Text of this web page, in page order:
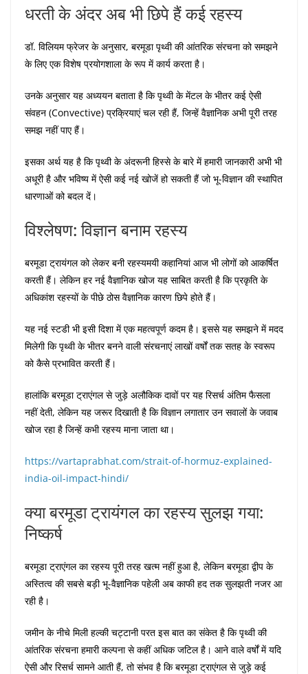
धरती के अंदर अब भी छिपे हैं कई रहस्य
डॉ. विलियम फ्रेजर के अनुसार, बरमूडा पृथ्वी की आंतरिक संरचना को समझने
के लिए एक विशेष प्रयोगशाला के रूप में कार्य करता है।
उनके अनुसार यह अध्ययन बताता है कि पृथ्वी के मेंटल के भीतर कई ऐसी
संवहन (Convective) प्रक्रियाएं चल रही हैं, जिन्हें वैज्ञानिक अभी पूरी तरह
समझ नहीं पाए हैं।
इसका अर्थ यह है कि पृथ्वी के अंदरूनी हिस्से के बारे में हमारी जानकारी अभी भी
अधूरी है और भविष्य में ऐसी कई नई खोजें हो सकती हैं जो भू-विज्ञान की स्थापित
धारणाओं को बदल दें।
विश्लेषण: विज्ञान बनाम रहस्य
बरमूडा ट्रायंगल को लेकर बनी रहस्यमयी कहानियां आज भी लोगों को आकर्षित
करती हैं। लेकिन हर नई वैज्ञानिक खोज यह साबित करती है कि प्रकृति के
अधिकांश रहस्यों के पीछे ठोस वैज्ञानिक कारण छिपे होते हैं।
यह नई स्टडी भी इसी दिशा में एक महत्वपूर्ण कदम है। इससे यह समझने में मदद
मिलेगी कि पृथ्वी के भीतर बनने वाली संरचनाएं लाखों वर्षों तक सतह के स्वरूप
को कैसे प्रभावित करती हैं।
हालांकि बरमूडा ट्राएंगल से जुड़े अलौकिक दावों पर यह रिसर्च अंतिम फैसला
नहीं देती, लेकिन यह जरूर दिखाती है कि विज्ञान लगातार उन सवालों के जवाब
खोज रहा है जिन्हें कभी रहस्य माना जाता था।
https://vartaprabhat.com/strait-of-hormuz-explained-
india-oil-impact-hindi/
क्या बरमूडा ट्रायंगल का रहस्य सुलझ गया:
निष्कर्ष
बरमूडा ट्राएंगल का रहस्य पूरी तरह खत्म नहीं हुआ है, लेकिन बरमूडा द्वीप के
अस्तित्व की सबसे बड़ी भू-वैज्ञानिक पहेली अब काफी हद तक सुलझती नजर आ
रही है।
जमीन के नीचे मिली हल्की चट्टानी परत इस बात का संकेत है कि पृथ्वी की
आंतरिक संरचना हमारी कल्पना से कहीं अधिक जटिल है। आने वाले वर्षों में यदि
ऐसी और रिसर्च सामने आती हैं, तो संभव है कि बरमूडा ट्राएंगल से जुड़े कई